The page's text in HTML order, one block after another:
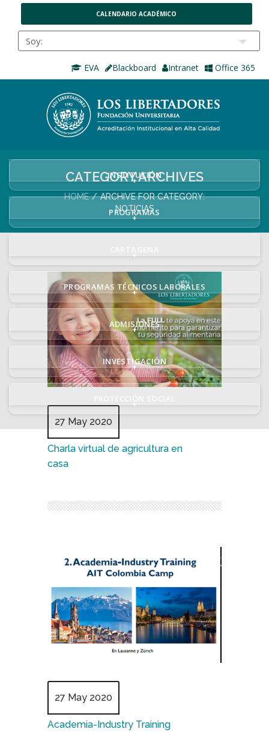
CALENDARIO ACADÉMICO
EVA Blackboard Intranet Office 365
INSTITUCIÓN
+
PROGRAMAS
+
+
PROGRAMAS TÉCNICOS LABORALES
+
ADMISIONES
+
INVESTIGACIÓN
+
+
CATEGORY ARCHIVES
HOME
ARCHIVE FOR CATEGORY:
NOTICIAS
27 May 2020
Charla virtual de agricultura en
casa
27 May 2020
Academia-Industry Training